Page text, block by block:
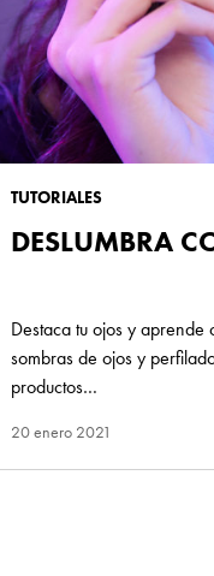
TUTORIALES
DESLUMBRA
Destaca tu ojos y
sombras de ojos y
productos…
20 enero 2021